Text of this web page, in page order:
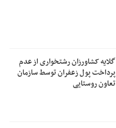
گلایه کشاورزان رشتخواری از عدم
پرداخت پول زعفران توسط سازمان
تعاون روستایی